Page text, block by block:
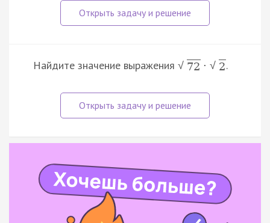
Найдите значение выражения √ 72 · √ 2.